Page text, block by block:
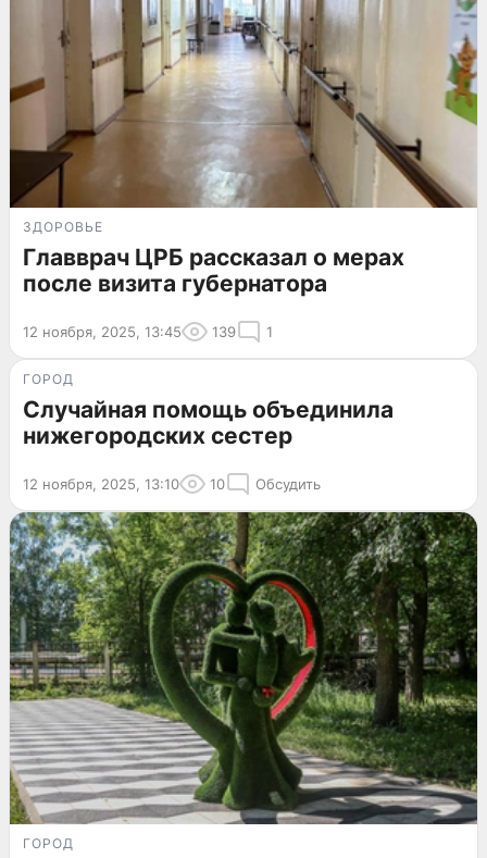
ЗДОРОВЬЕ
Главврач ЦРБ рассказал о мерах
после визита губернатора
12 ноября, 2025, 13:45 139 1
ГОРОД
Случайная помощь объединила
нижегородских сестер
12 ноября, 2025, 13:10 10 Обсудить
ГОРОД